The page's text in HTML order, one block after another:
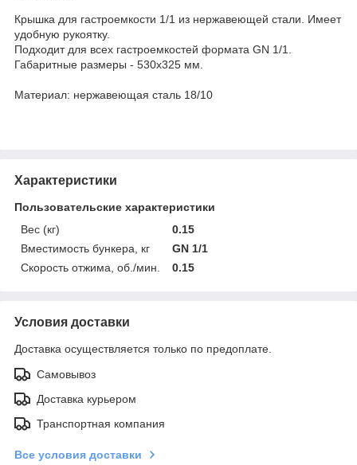
Крышка для гастроемкости 1/1 из нержавеющей стали. Имеет
удобную рукоятку.
Подходит для всех гастроемкостей формата GN 1/1.
Габаритные размеры - 530x325 мм.
Материал: нержавеющая сталь 18/10
Характеристики
Пользовательские характеристики
Вес (кг)
0.15
Вместимость бункера, кг
GN 1/1
Скорость отжима, об./мин.
0.15
Условия доставки
Доставка осуществляется только по предоплате.
Самовывоз
Доставка курьером
Транспортная компания
Все условия доставки